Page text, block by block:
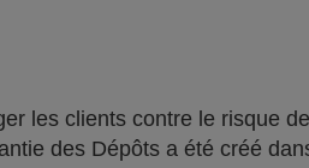
les clients contre le risque
des Dépôts a été créé